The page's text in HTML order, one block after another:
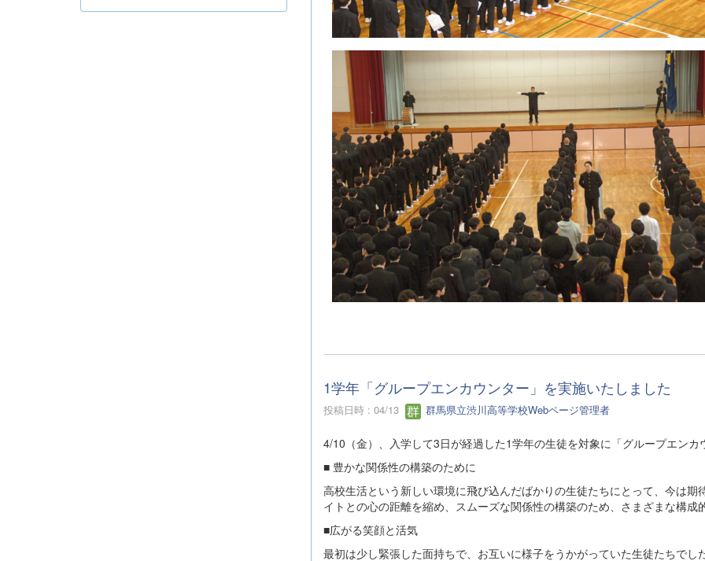
1学年「グループエンカウンター」を実施いたしました
投稿日時 : 04/13 群馬県立渋川高等学校Webページ管理者
4/10（金）、入学して3日が経過した1学年の生徒を対象に「グループエン
■ 豊かな関係性の構築のために
高校生活という新しい環境に飛び込んだばかりの生徒たちにとって、今は
イトとの心の距離を縮め、スムーズな関係性の構築のため、さまざまな構成
■広がる笑顔と活気
最初は少し緊張した面持ちで、お互いに様子をうかがっていた生徒たちで